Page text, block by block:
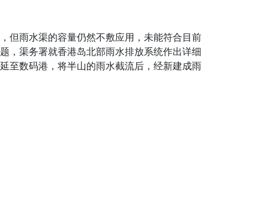
但雨水渠的容量仍然不敷应用，未能符合目前
，渠务署就香港岛北部雨水排放系统作出详细
至数码港，将半山的雨水截流后，经新建成雨